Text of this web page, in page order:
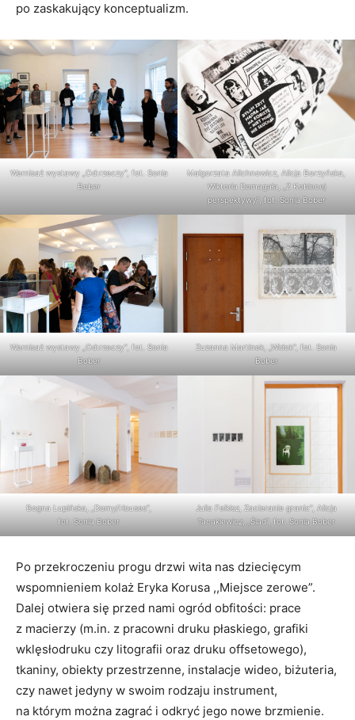
po zaskakujący konceptualizm.
Wernisaż wystawy „Od:rzeczy”, fot. Sonia
Bober
Małgorzata Alichnowicz, Alicja Borzyńska,
Wiktoria Domagała, „Z Kobiecej
perspektywy”, fot. Sonia Bober
Wernisaż wystawy „Od:rzeczy”, fot. Sonia
Bober
Zuzanna Martinek, „Widok”, fot. Sonia
Bober
Bogna Lupińska, „Domy/Houses”,
fot. Sonia Bober
Julia Feikisz, Zacieranie granic”, Alicja
Tacakiewicz, „Ślad”, fot. Sonia Bober
Po przekroczeniu progu drzwi wita nas dziecięcym
wspomnieniem kolaż Eryka Korusa ,,Miejsce zerowe”.
Dalej otwiera się przed nami ogród obfitości: prace
z macierzy (m.in. z pracowni druku płaskiego, grafiki
wklęsłodruku czy litografii oraz druku offsetowego),
tkaniny, obiekty przestrzenne, instalacje wideo, biżuteria,
czy nawet jedyny w swoim rodzaju instrument,
na którym można zagrać i odkryć jego nowe brzmienie.